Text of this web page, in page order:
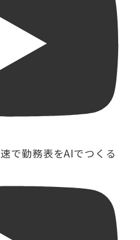
で勤務表をAIでつくる